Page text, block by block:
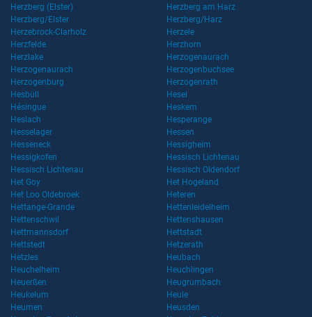
Herzberg (Elster)
Herzberg am Harz
Herzberg/Elster
Herzberg/Harz
Herzebrock-Clarholz
Herzele
Herzfelde
Herzhorn
Herzlake
Herzogenaurach
Herzogenaurach
Herzogenbuchsee
Herzogenburg
Herzogenrath
Hesbüll
Hesel
Hésingue
Heskem
Heslach
Hesperange
Hesselager
Hessen
Hesseneck
Hessigheim
Hessigkofen
Hessisch Lichtenau
Hessisch Lichtenau
Hessisch Oldendorf
Het Goy
Het Hogeland
Het Loo Oldebroek
Heteren
Hettange-Grande
Hettenleidelheim
Hettenschwil
Hettenshausen
Hettmannsdorf
Hettstadt
Hettstedt
Hetzerath
Hetzles
Heubach
Heuchelheim
Heuchlingen
Heuerßen
Heugrumbach
Heukelum
Heule
Heumen
Heusden